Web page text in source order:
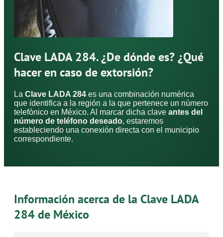
Clave LADA 284. ¿De dónde es? ¿Qué
hacer en caso de extorsión?
La Clave LADA 284 es una combinación numérica
que identifica a la región a la que pertenece un número
telefónico en México. Al marcar dicha clave antes del
número de teléfono deseado, estaremos
estableciendo una conexión directa con el municipio
correspondiente.
Información acerca de la Clave LADA
284 de México